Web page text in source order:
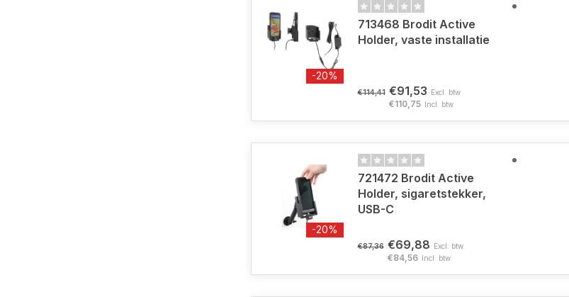
-20%
713468 Brodit Active
Holder, vaste installatie
€114,41 €91,53 Excl. btw
€110,75 Incl. btw
-20%
721472 Brodit Active
Holder, sigaretstekker,
USB-C
€87,36 €69,88 Excl. btw
€84,56 Incl. btw